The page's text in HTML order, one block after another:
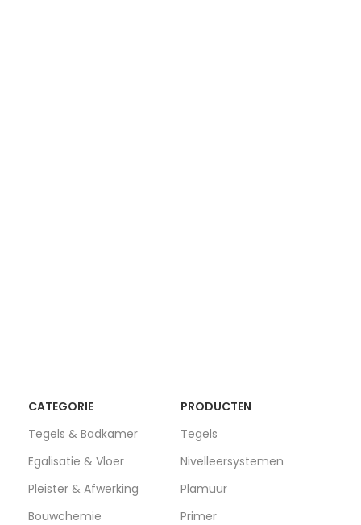
CATEGORIE
Tegels & Badkamer
Egalisatie & Vloer
Pleister & Afwerking
Bouwchemie
PRODUCTEN
Tegels
Nivelleersystemen
Plamuur
Primer